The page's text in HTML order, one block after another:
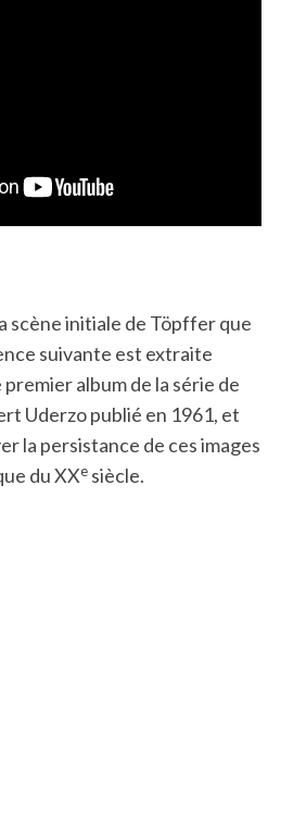
scène initiale de Töpffer que
suivante est extraite
premier album de la série de
Uderzo publié en 1961, et
la persistance de ces images
du XXesiècle.